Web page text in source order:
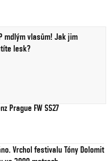
mdlým vlasům! Jak jim
lesk?
Prague FW SS27
Vrchol festivalu Tóny Dolomit